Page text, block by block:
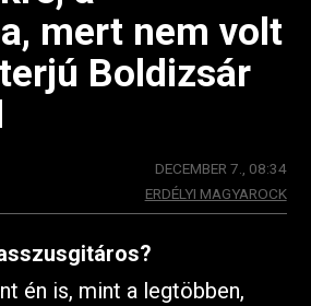
mert nem volt
Boldizsár
DECEMBER 7., 08:34
ERDÉLYI MAGYAROCK
én is, mint a legtöbben,